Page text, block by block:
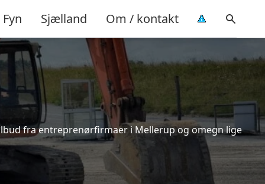
Fyn Sjælland Om / kontakt
fra entreprenørfirmaer i Mellerup og omegn lige